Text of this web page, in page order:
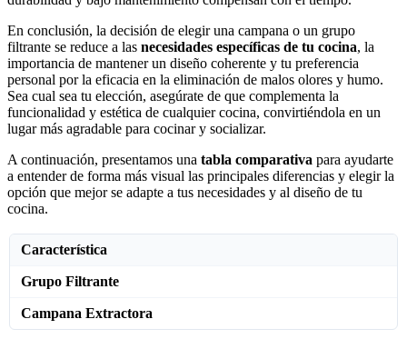
En conclusión, la decisión de elegir una campana o un grupo
filtrante se reduce a las necesidades específicas de tu cocina, la
importancia de mantener un diseño coherente y tu preferencia
personal por la eficacia en la eliminación de malos olores y humo.
Sea cual sea tu elección, asegúrate de que complementa la
funcionalidad y estética de cualquier cocina, convirtiéndola en un
lugar más agradable para cocinar y socializar.
A continuación, presentamos una tabla comparativa para ayudarte
a entender de forma más visual las principales diferencias y elegir la
opción que mejor se adapte a tus necesidades y al diseño de tu
cocina.
Característica
Grupo Filtrante
Campana Extractora